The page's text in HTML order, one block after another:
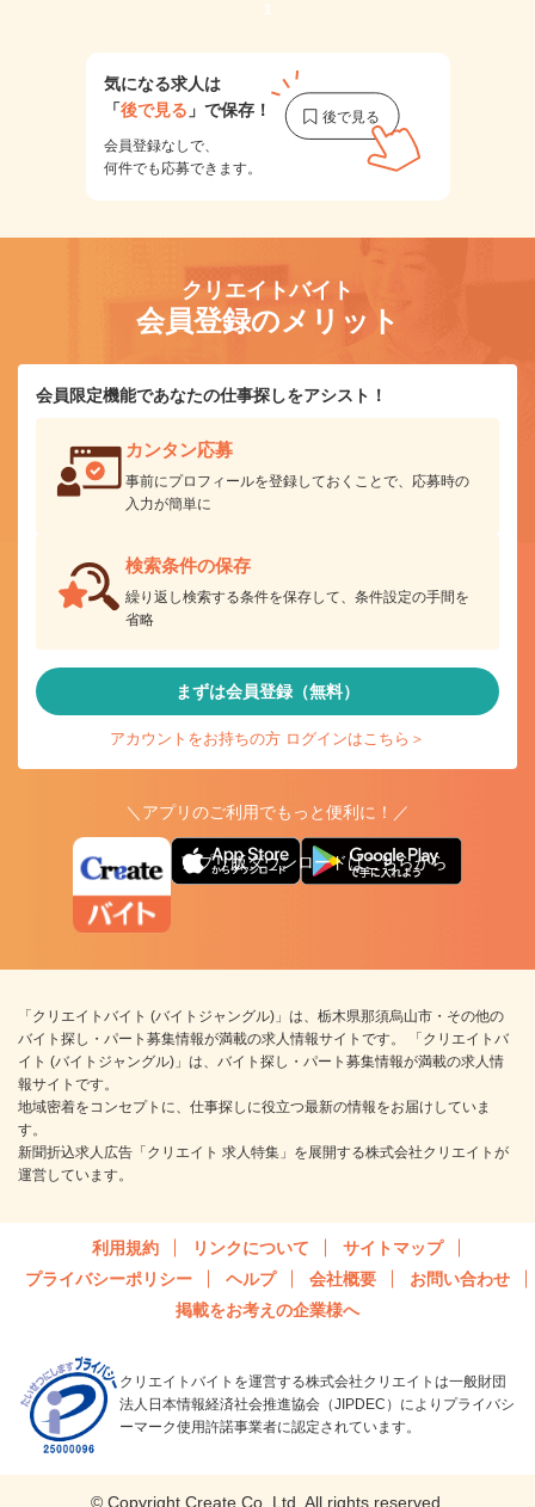
1
気になる求人は
「後で見る 」で保存！
会員登録なしで、
何件でも応募できます。
クリエイトバイト
会員登録のメリット
会員限定機能であなたの仕事探しをアシスト！
カンタン応募
事前にプロフィールを登録しておくことで、応募時の
入力が簡単に
検索条件の保存
繰り返し検索する条件を保存して、条件設定の手間を
省略
まずは会員登録（無料）
アカウントをお持ちの方 ログインはこちら＞
＼アプリのご利用でもっと便利に！／
アプリ版ダウンロードはこちらから
「クリエイトバイト (バイトジャングル)」は、栃木県那須烏山市・その他の
バイト探し・パート募集情報が満載の求人情報サイトです。 「クリエイトバ
イト (バイトジャングル)」は、バイト探し・パート募集情報が満載の求人情
報サイトです。
地域密着をコンセプトに、仕事探しに役立つ最新の情報をお届けしていま
す。
新聞折込求人広告「クリエイト 求人特集」を展開する株式会社クリエイトが
運営しています。
利用規約 リンクについて
サイトマップ
プライバシーポリシー
ヘルプ 会社概要
お問い合わせ
掲載をお考えの企業様へ
クリエイトバイトを運営する株式会社クリエイトは一般財団
法人日本情報経済社会推進協会（JIPDEC）によりプライバシ
ーマーク使用許諾事業者に認定されています。
© Copyright Create Co.,Ltd. All rights reserved.